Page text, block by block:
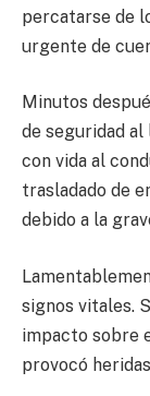
percatarse de
urgente de
Minutos
de seguridad
con vida al
trasladado de
debido a la
signos vitales.
impacto sobre
provocó